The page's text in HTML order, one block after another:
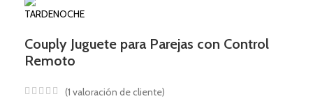
Couply Juguete para Parejas con Control
Remoto
(1 valoración de cliente)